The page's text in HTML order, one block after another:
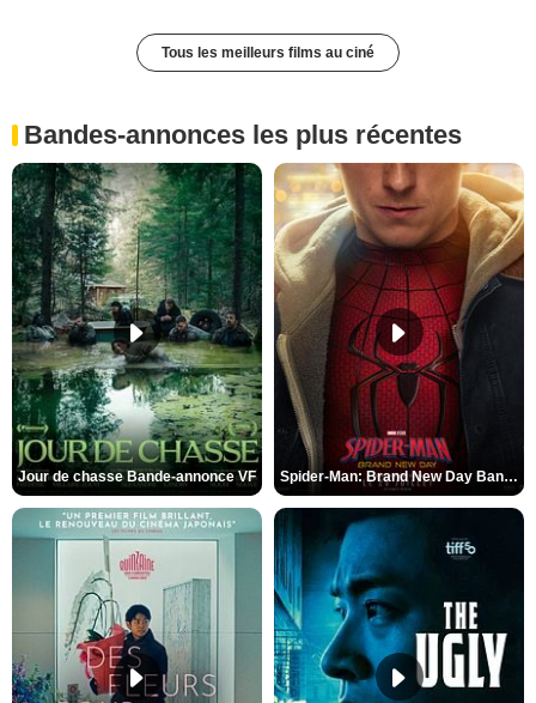
Tous les meilleurs films au ciné
Bandes-annonces les plus récentes
Jour de chasse Bande-annonce VF Spider-Man: Brand New Day Bande-annonce (3) VO STFR